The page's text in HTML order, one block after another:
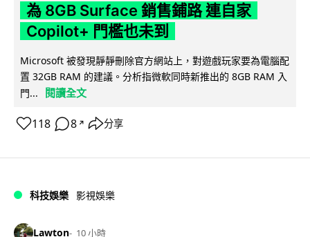
為 8GB Surface 銷售鋪路 連自家
Copilot+ 門檻也未到
Microsoft 被發現靜靜刪除官方網站上，對遊戲玩家要為電腦配
置 32GB RAM 的建議。分析指微軟同時新推出的 8GB RAM 入
門...
閱讀全文
118 8 ↗ 分享
科技娛樂 影視娛樂
Lawton 10 小時